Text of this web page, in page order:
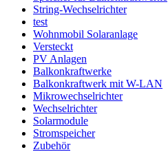
String-Wechselrichter
test
Wohnmobil Solaranlage
Versteckt
PV Anlagen
Balkonkraftwerke
Balkonkraftwerk mit W-LAN
Mikrowechselrichter
Wechselrichter
Solarmodule
Stromspeicher
Zubehör